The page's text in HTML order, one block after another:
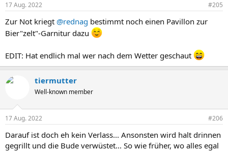
e
:
17 Aug. 2022 #205
Zur Not kriegt @rednag bestimmt noch einen Pavillon zur
Bier"zelt"-Garnitur dazu
EDIT: Hat endlich mal wer nach dem Wetter geschaut
tiermutter
Well-known member
17 Aug. 2022 #206
Darauf ist doch eh kein Verlass... Ansonsten wird halt drinnen
gegrillt und die Bude verwüstet... So wie früher, wo alles egal